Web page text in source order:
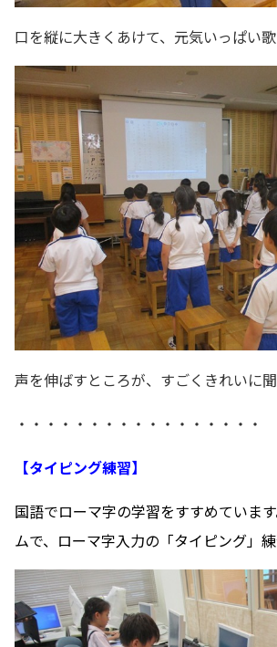
口を縦に大きくあけて、元気いっぱい歌
声を伸ばすところが、すごくきれいに聞
・・・・・・・・・・・・・・・・・
【タイピング練習】
国語でローマ字の学習をすすめています
ムで、ローマ字入力の「タイピング」練